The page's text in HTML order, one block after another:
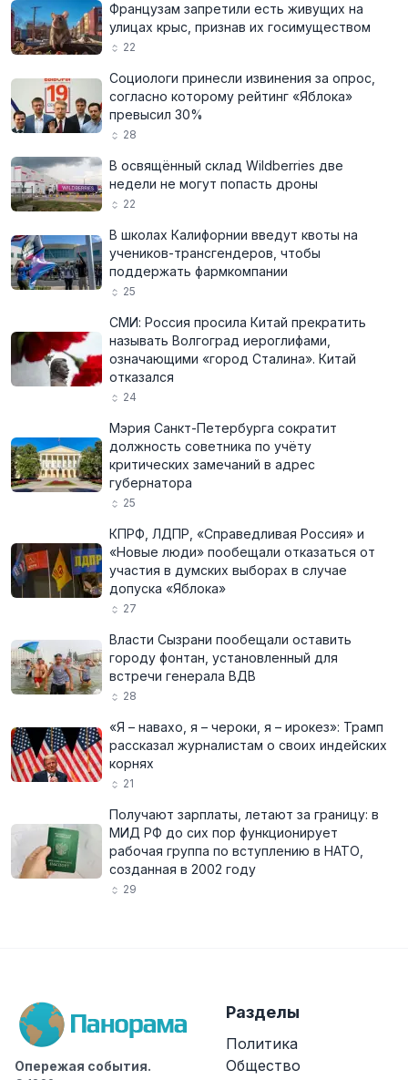
Французам запретили есть живущих на
улицах крыс, признав их госимуществом
22
Социологи принесли извинения за опрос,
согласно которому рейтинг «Яблока»
превысил 30%
28
В освящённый склад Wildberries две
недели не могут попасть дроны
22
В школах Калифорнии введут квоты на
учеников-трансгендеров, чтобы
поддержать фармкомпании
25
СМИ: Россия просила Китай прекратить
называть Волгоград иероглифами,
означающими «город Сталина». Китай
отказался
24
Мэрия Санкт-Петербурга сократит
должность советника по учёту
критических замечаний в адрес
губернатора
25
КПРФ, ЛДПР, «Справедливая Россия» и
«Новые люди» пообещали отказаться от
участия в думских выборах в случае
допуска «Яблока»
27
Власти Сызрани пообещали оставить
городу фонтан, установленный для
встречи генерала ВДВ
28
«Я – навахо, я – чероки, я – ирокез»: Трамп
рассказал журналистам о своих индейских
корнях
21
Получают зарплаты, летают за границу: в
МИД РФ до сих пор функционирует
рабочая группа по вступлению в НАТО,
созданная в 2002 году
29
Опережая события.
Разделы
Политика
Общество